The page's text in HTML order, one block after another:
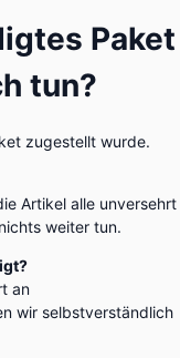
Paket
tun?
zugestellt wurde.
Artikel alle unversehrt
weiter tun.
an
wir selbstverständlich